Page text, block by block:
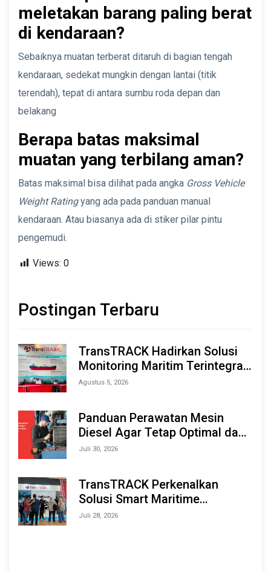
meletakan barang paling berat
di kendaraan?
Sebaiknya muatan terberat ditaruh di bagian tengah
kendaraan, sedekat mungkin dengan lantai (titik
terendah), tepat di antara sumbu roda depan dan
belakang
Berapa batas maksimal
muatan yang terbilang aman?
Batas maksimal bisa dilihat pada angka Gross Vehicle
Weight Ratingyang ada pada panduan manual
kendaraan. Atau biasanya ada di stiker pilar pintu
pengemudi.
Views: 0
Postingan Terbaru
TransTRACK Hadirkan Solusi
Monitoring Maritim Terintegrasi
Berbasis AI & IoT di Indonesia
Agustus 5, 2026
Panduan Perawatan Mesin
Diesel Agar Tetap Optimal dan
Tahan Lama
Juli 30, 2026
TransTRACK Perkenalkan
Solusi Smart Maritime
Monitoring Berbasis AI dan IoT
Juli 28, 2026